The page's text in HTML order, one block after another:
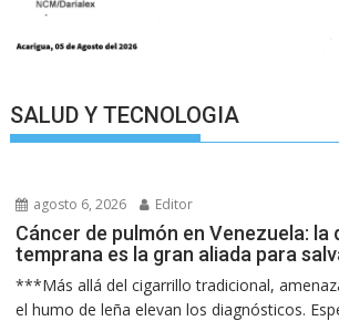
SALUD Y TECNOLOGIA
agosto 6, 2026 Editor
Cáncer de pulmón en Venezuela: la
temprana es la gran aliada para
***Más allá del cigarrillo tradicional,
el humo de leña elevan los diagnósticos.